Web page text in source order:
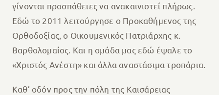
γίνονται προσπάθειες να ανακαινιστεί πλήρως.
Εδώ το 2011 λειτούργησε ο Προκαθήμενος της
Ορθοδοξίας, ο Οικουμενικός Πατριάρχης κ.
Βαρθολομαίος. Και η ομάδα μας εδώ έψαλε το
«Χριστός Ανέστη» και άλλα αναστάσιμα τροπάρια.
Καθ’ οδόν προς την πόλη της Καισάρειας